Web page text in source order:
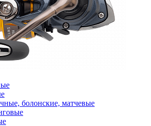
болонские, матчевые